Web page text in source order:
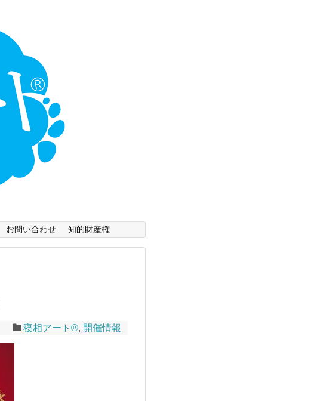
お問い合わせ 知的財産権
寝相アート®, 開催情報